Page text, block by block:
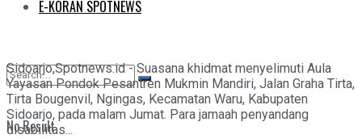
E-KORAN SPOTNEWS
No Result
Sidoarjo,Spotnews.id - Suasana khidmat menyelimuti Aula
Yayasan Pondok Pesantren Mukmin Mandiri, Jalan Graha Tirta,
Tirta Bougenvil, Ngingas, Kecamatan Waru, Kabupaten
Sidoarjo, pada malam Jumat. Para jamaah penyandang
disabilitas...